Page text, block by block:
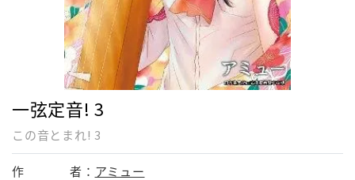
一弦定音! 3
この音とまれ! 3
作 者： アミュー